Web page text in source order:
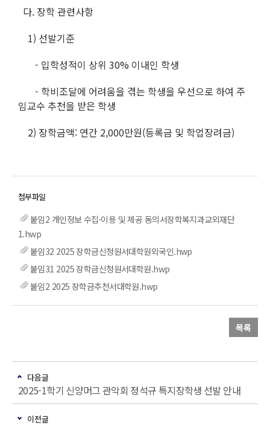
다. 장학 관련사항
1) 선발기준
- 입학성적이 상위 30% 이내인 학생
- 학비조달에 어려움을 겪는 학생을 우선으로 하여 주
임교수 추천을 받은 학생
2) 장학금액: 연간 2,000만원(등록금 및 학업장려금)
붙임2 개인정보 수집·이용 및 제공 동의서장학복지과교외재단
1.hwp
붙임32 2025 장학금신청원서대학원외국인.hwp
붙임31 2025 장학금신청원서대학원.hwp
붙임2 2025 장학금추천서대학원.hwp
목록
다음글
2025-1학기 신양머그 관악회 정석규 특지장학생 선발 안내
이전글